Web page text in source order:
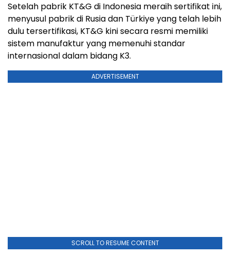
Setelah pabrik KT&G di Indonesia meraih sertifikat ini,
menyusul pabrik di Rusia dan Türkiye yang telah lebih
dulu tersertifikasi, KT&G kini secara resmi memiliki
sistem manufaktur yang memenuhi standar
internasional dalam bidang K3.
ADVERTISEMENT
SCROLL TO RESUME CONTENT